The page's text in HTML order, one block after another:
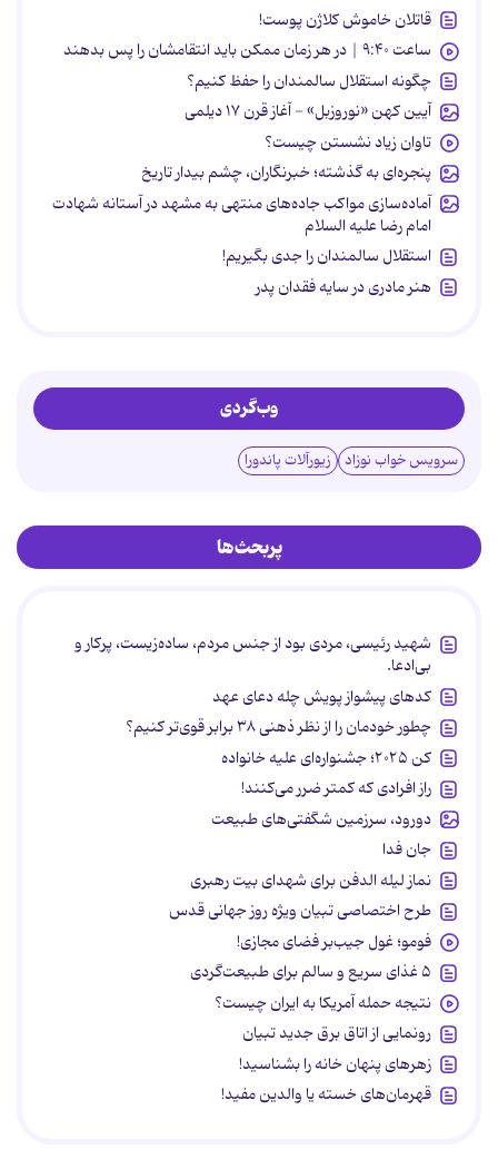
قاتلان خاموش کلاژن پوست!
ساعت ۹:۴۰ | در هر زمان ممکن باید انتقامشان را پس بدهند
چگونه استقلال سالمندان را حفظ کنیم؟
آیین کهن «نوروزبل» - آغاز قرن ۱۷ دیلمی
تاوان زیاد نشستن چیست؟
پنجره‌ای به گذشته؛ خبرنگاران، چشم بیدار تاریخ
آماده‌سازی مواکب جاده‌های منتهی به مشهد در آستانه شهادت
امام رضا علیه السلام
استقلال سالمندان را جدی بگیریم!
هنر مادری در سایه‌ فقدان پدر
وب‌گردی
سرویس خواب نوزاد زیورآلات پاندورا
پربحث‌ها
شهید رئیسی، مردی بود از جنس مردم، ساده‌زیست، پرکار و
بی‌ادعا.
کدهای پیشواز پویش چله دعای عهد
چطور خودمان را از نظر ذهنی ۳۸ برابر قوی‌تر کنیم؟
کن ۲۰۲۵؛ جشنواره‌ای علیه خانواده
راز افرادی که کمتر ضرر می‌کنند!
دورود، سرزمین شگفتی‌های طبیعت
جان فدا
نماز لیله الدفن برای شهدای بیت رهبری
طرح اختصاصی تبیان ویژه روز جهانی قدس
فومو؛ غول جیب‌بر فضای مجازی!
۵ غذای سریع و سالم برای طبیعت‌گردی
نتیجه حمله آمریکا به ایران چیست؟
رونمایی از اتاق برق جدید تبیان
زهرهای پنهان خانه را بشناسید!
قهرمان‌های خسته یا والدین مفید!